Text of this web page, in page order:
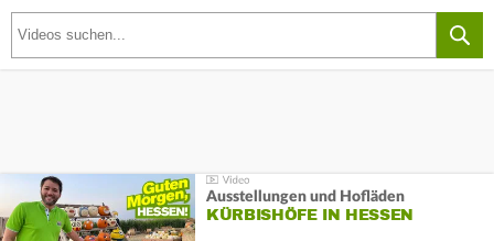
Ausstellungen und Hofläden
KÜRBISHÖFE IN HESSEN